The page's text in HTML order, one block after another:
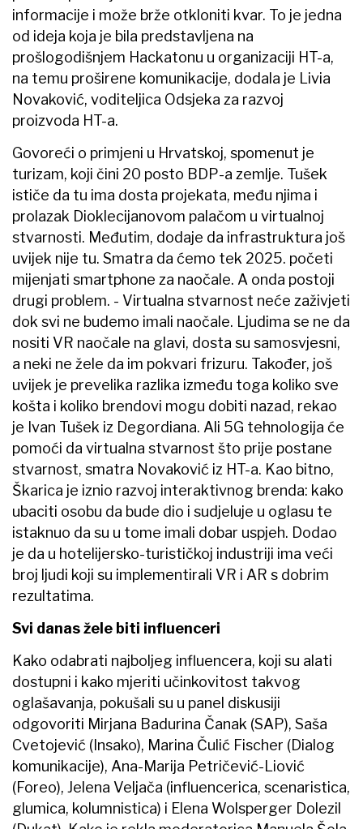
informacije i može brže otkloniti kvar. To je jedna
od ideja koja je bila predstavljena na
prošlogodišnjem Hackatonu u organizaciji HT-a,
na temu proširene komunikacije, dodala je Livia
Novaković, voditeljica Odsjeka za razvoj
proizvoda HT-a.
Govoreći o primjeni u Hrvatskoj, spomenut je
turizam, koji čini 20 posto BDP-a zemlje. Tušek
ističe da tu ima dosta projekata, među njima i
prolazak Dioklecijanovom palačom u virtualnoj
stvarnosti. Međutim, dodaje da infrastruktura još
uvijek nije tu. Smatra da ćemo tek 2025. početi
mijenjati smartphone za naočale. A onda postoji
drugi problem. - Virtualna stvarnost neće zaživjeti
dok svi ne budemo imali naočale. Ljudima se ne da
nositi VR naočale na glavi, dosta su samosvjesni,
a neki ne žele da im pokvari frizuru. Također, još
uvijek je prevelika razlika između toga koliko sve
košta i koliko brendovi mogu dobiti nazad, rekao
je Ivan Tušek iz Degordiana. Ali 5G tehnologija će
pomoći da virtualna stvarnost što prije postane
stvarnost, smatra Novaković iz HT-a. Kao bitno,
Škarica je iznio razvoj interaktivnog brenda: kako
ubaciti osobu da bude dio i sudjeluje u oglasu te
istaknuo da su u tome imali dobar uspjeh. Dodao
je da u hotelijersko-turističkoj industriji ima veći
broj ljudi koji su implementirali VR i AR s dobrim
rezultatima.
Svi danas žele biti influenceri
Kako odabrati najboljeg influencera, koji su alati
dostupni i kako mjeriti učinkovitost takvog
oglašavanja, pokušali su u panel diskusiji
odgovoriti Mirjana Badurina Čanak (SAP), Saša
Cvetojević (Insako), Marina Čulić Fischer (Dialog
komunikacije), Ana-Marija Petričević-Liović
(Foreo), Jelena Veljača (influencerica, scenaristica,
glumica, kolumnistica) i Elena Wolsperger Dolezil